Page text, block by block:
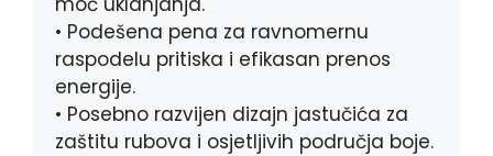
• Podešena pena za ravnomernu
raspodelu pritiska i efikasan prenos
energije.
• Posebno razvijen dizajn jastučića za
zaštitu rubova i osjetljivih područja boje.